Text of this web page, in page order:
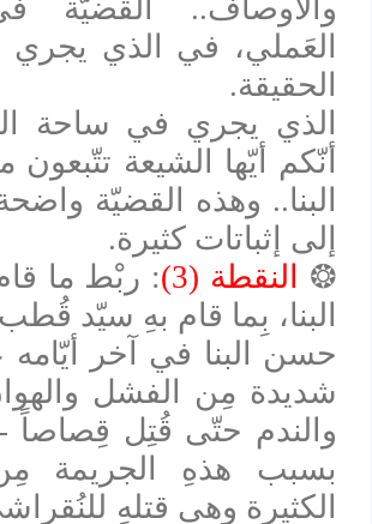
والأوصاف.. القضيّة
العَملي، في الذي
الحقيقة.
الذي يجري في ساحة
أنّكم أيّها الشيعة
البنا.. وهذه القضيّة
إلى إثباتات كثيرة.
❂
النقطة (3)
: ربْط ما
البنا، بِما قام بهِ سيّد قُطب!
حسن البنا في آخر
شديدة مِن الفشل
والندم حتّى قُتِل قِصاصاً
بسبب هذهِ الجريمة
الكثيرة وهي قتلهِ